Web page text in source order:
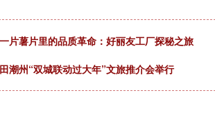
片薯片里的品质革命：好丽友工厂探秘之旅
潮州“双城联动过大年”文旅推介会举行